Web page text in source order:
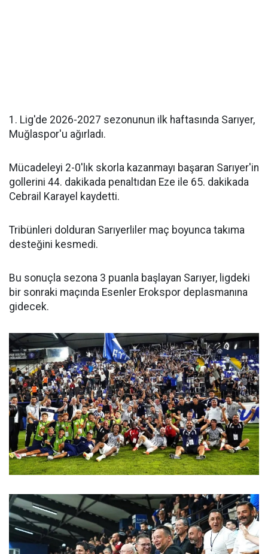
1. Lig'de 2026-2027 sezonunun ilk haftasında Sarıyer,
Muğlaspor'u ağırladı.
Mücadeleyi 2-0'lık skorla kazanmayı başaran Sarıyer'in
gollerini 44. dakikada penaltıdan Eze ile 65. dakikada
Cebrail Karayel kaydetti.
Tribünleri dolduran Sarıyerliler maç boyunca takıma
desteğini kesmedi.
Bu sonuçla sezona 3 puanla başlayan Sarıyer, ligdeki
bir sonraki maçında Esenler Erokspor deplasmanına
gidecek.